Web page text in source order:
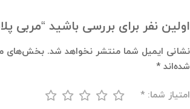
اولین نفر برای بررسی باشید “مربی
نشانی ایمیل شما منتشر نخواهد شد. بخش‌های
شده‌اند *
امتیاز شما: *